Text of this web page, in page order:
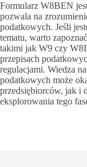
Formularz W8BEN
pozwala na
podatkowych. Jeśli
tematu, warto
takimi jak W9 czy
przepisach
regulacjami. Wiedza
podatkowych może
przedsiębiorców, jak i
eksplorowania tego